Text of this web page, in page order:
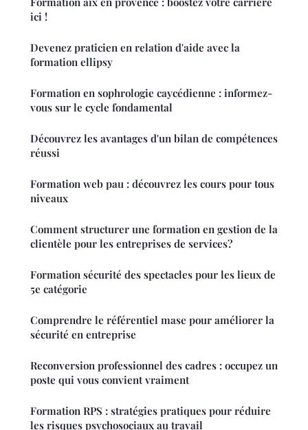
ici !
Devenez praticien en relation d'aide avec la
formation ellipsy
Formation en sophrologie caycédienne : informez-
vous sur le cycle fondamental
Découvrez les avantages d'un bilan de compétences
réussi
Formation web pau : découvrez les cours pour tous
niveaux
Comment structurer une formation en gestion de la
clientèle pour les entreprises de services?
Formation sécurité des spectacles pour les lieux de
5e catégorie
Comprendre le référentiel mase pour améliorer la
sécurité en entreprise
Reconversion professionnel des cadres : occupez un
poste qui vous convient vraiment
Formation RPS : stratégies pratiques pour réduire
les risques psychosociaux au travail